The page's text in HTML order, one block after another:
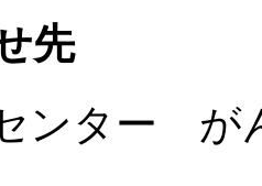
先
ンター が